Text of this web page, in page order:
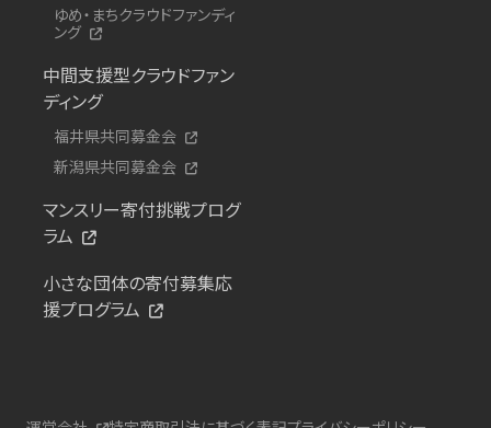
ゆめ・まちクラウドファンディ
ング
中間支援型クラウドファン
ディング
福井県共同募金会
新潟県共同募金会
マンスリー寄付挑戦プログ
ラム
小さな団体の寄付募集応
援プログラム